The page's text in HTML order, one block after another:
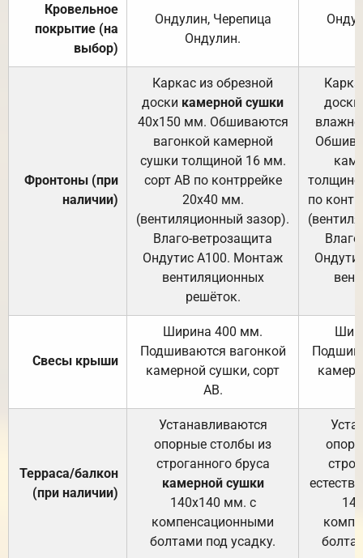
Кровельное
покрытие (на
выбор)
Ондулин, Черепица
Ондулин.
Фронтоны (при
наличии)
Каркас из обрезной
доски камерной сушки
40х150 мм. Обшиваются
вагонкой камерной
сушки толщиной 16 мм.
сорт АВ по контррейке
20х40 мм.
(вентиляционный зазор).
Влаго-ветрозащита
Ондутис А100. Монтаж
вентиляционных
решёток.
доски
по
Свесы крыши
Ширина 400 мм.
Подшиваются вагонкой
камерной сушки, сорт
АВ.
Терраса/балкон
(при наличии)
Устанавливаются
опорные столбы из
строганного бруса
камерной сушки
140х140 мм. с
компенсационными
болтами под усадку.